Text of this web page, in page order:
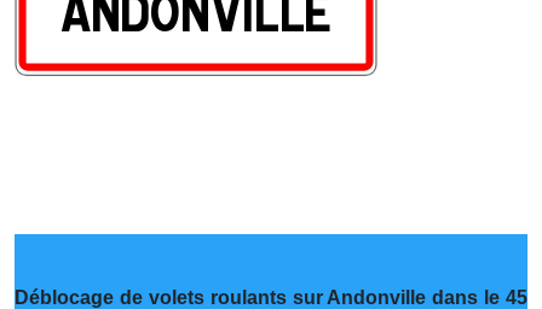
Déblocage de volets roulants sur Andonville dans le 45